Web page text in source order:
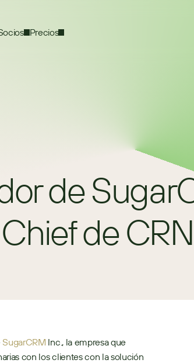
Precios
de
de
SugarCRM Inc., la empresa que
con los clientes con la solución